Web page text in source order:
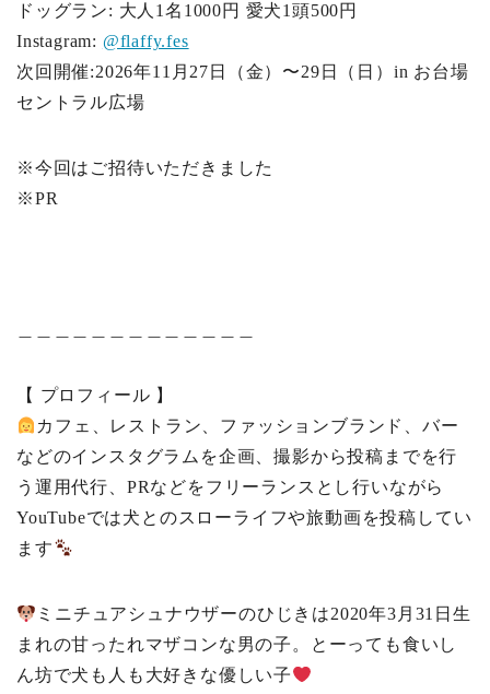
ドッグラン: 大人1名1000円 愛犬1頭500円
Instagram: @flaffy.fes
次回開催:2026年11月27日（金）〜29日（日）in お台場
セントラル広場
※今回はご招待いただきました
※PR
【 プロフィール 】
カフェ、レストラン、ファッションブランド、バー
などのインスタグラムを企画、撮影から投稿までを行
う運用代行、PRなどをフリーランスとし行いながら
YouTubeでは犬とのスローライフや旅動画を投稿してい
ます
ミニチュアシュナウザーのひじきは2020年3月31日生
まれの甘ったれマザコンな男の子。とーっても食いし
ん坊で犬も人も大好きな優しい子